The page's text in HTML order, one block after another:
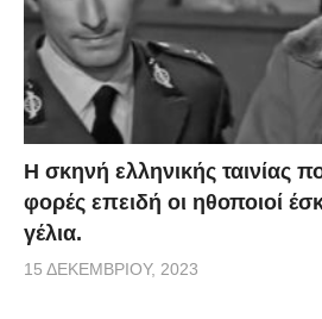
H σκηνή ελληνικής ταινίας
φορές επειδή οι ηθοποιοί
γέλια.
15 ΔΕΚΕΜΒΡΊΟΥ, 2023